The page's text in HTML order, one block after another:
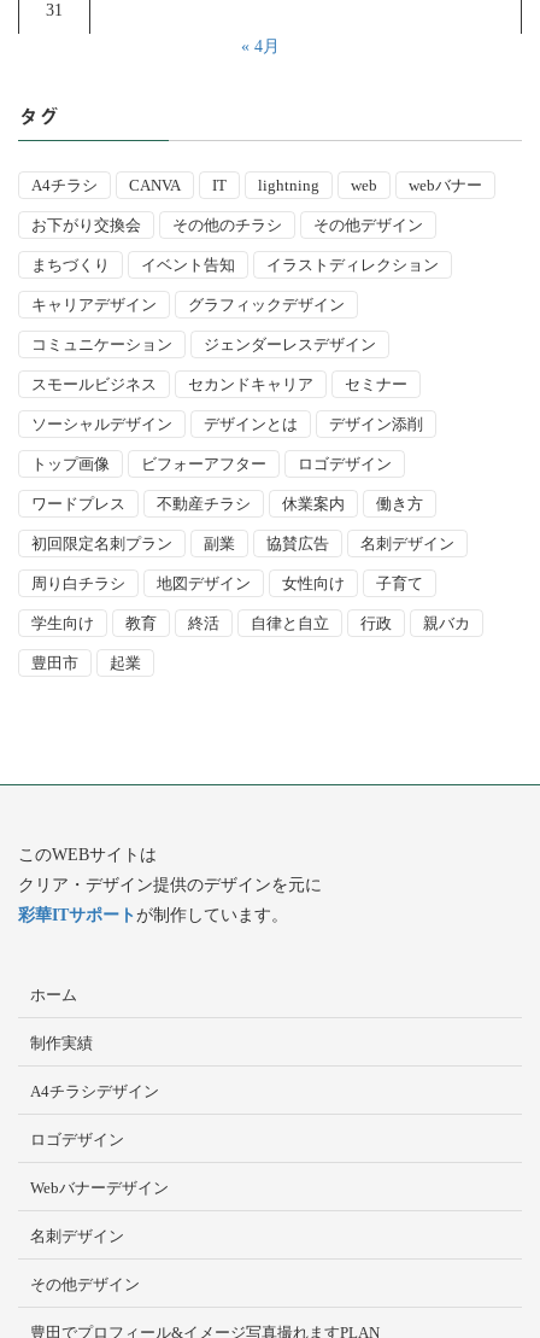
31
« 4月
タグ
A4チラシ CANVA IT lightning web webバナー
お下がり交換会 その他のチラシ その他デザイン
まちづくり イベント告知 イラストディレクション
キャリアデザイン グラフィックデザイン
コミュニケーション ジェンダーレスデザイン
スモールビジネス セカンドキャリア セミナー
ソーシャルデザイン デザインとは デザイン添削
トップ画像 ビフォーアフター ロゴデザイン
ワードプレス 不動産チラシ 休業案内 働き方
初回限定名刺プラン 副業 協賛広告 名刺デザイン
周り白チラシ 地図デザイン 女性向け 子育て
学生向け 教育 終活 自律と自立 行政 親バカ
豊田市 起業
このWEBサイトは
クリア・デザイン提供のデザインを元に
彩華ITサポートが制作しています。
ホーム
制作実績
A4チラシデザイン
ロゴデザイン
Webバナーデザイン
名刺デザイン
その他デザイン
豊田でプロフィール&イメージ写真撮れますPLAN